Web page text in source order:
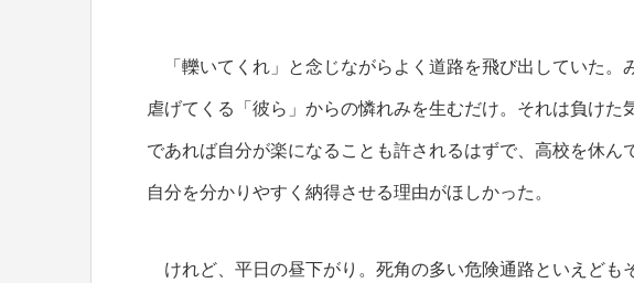
「轢いてくれ」と念じながらよく道路を飛び出していた。
虐げてくる「彼ら」からの憐れみを生むだけ。それは負けた
であれば自分が楽になることも許されるはずで、高校を休ん
自分を分かりやすく納得させる理由がほしかった。
けれど、平日の昼下がり。死角の多い危険通路といえども